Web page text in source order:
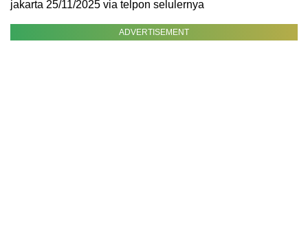
jakarta 25/11/2025 via telpon selulernya
ADVERTISEMENT